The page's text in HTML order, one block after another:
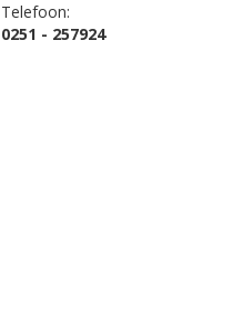
Telefoon:
0251 - 257924